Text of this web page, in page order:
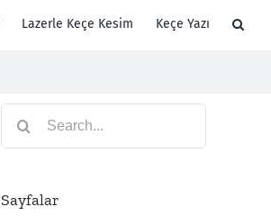
Lazerle Keçe Kesim Keçe Yazı
Sayfalar